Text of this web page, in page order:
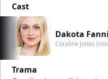
Cast
Dakota
Coraline Jones
Trama